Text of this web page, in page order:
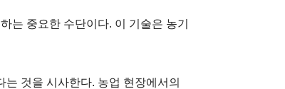
중요한 수단이다. 이 기술은 농기
것을 시사한다. 농업 현장에서의